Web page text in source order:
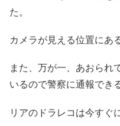
た。
カメラが見える位置にあ
また、万が一、あおられ
いるので警察に通報でき
リアのドラレコは今すぐ